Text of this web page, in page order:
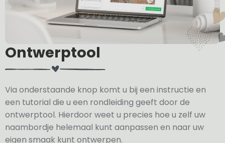
Ontwerptool
Via onderstaande knop komt u bij een instructie en
een tutorial die u een rondleiding geeft door de
ontwerptool. Hierdoor weet u precies hoe u zelf uw
naambordje helemaal kunt aanpassen en naar uw
eigen smaak kunt ontwerpen.